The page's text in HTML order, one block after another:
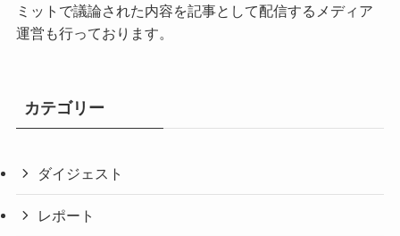
ミットで議論された内容を記事として配信するメディア
運営も行っております。
カテゴリー
ダイジェスト
レポート